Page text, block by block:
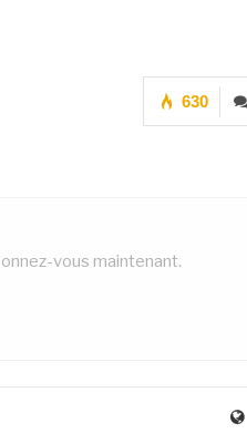
630
vous maintenant.